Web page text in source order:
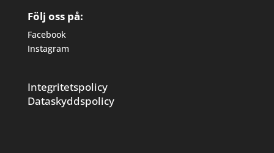
Följ oss på:
Facebook
Instagram
Integritetspolicy
Dataskyddspolicy